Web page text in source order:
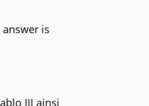
answer is
III ainsi